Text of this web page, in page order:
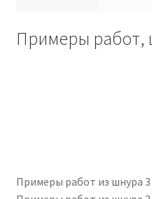
Примеры работ,
Примеры работ из шнура